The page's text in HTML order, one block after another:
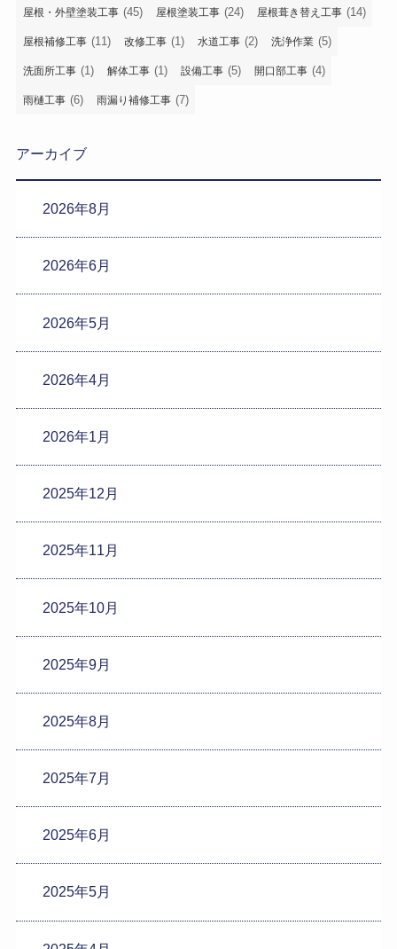
屋根・外壁塗装工事 (45) 屋根塗装工事 (24) 屋根葺き替え工事 (14)
屋根補修工事 (11) 改修工事 (1) 水道工事 (2) 洗浄作業 (5)
洗面所工事 (1) 解体工事 (1) 設備工事 (5) 開口部工事 (4)
雨樋工事 (6) 雨漏り補修工事 (7)
アーカイブ
2026年8月
2026年6月
2026年5月
2026年4月
2026年1月
2025年12月
2025年11月
2025年10月
2025年9月
2025年8月
2025年7月
2025年6月
2025年5月